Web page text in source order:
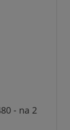
- na 2